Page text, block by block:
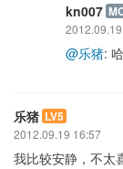
kn007
@乐猪:
乐猪 LV5
2012.09.19 16:57
我比较安静，不太